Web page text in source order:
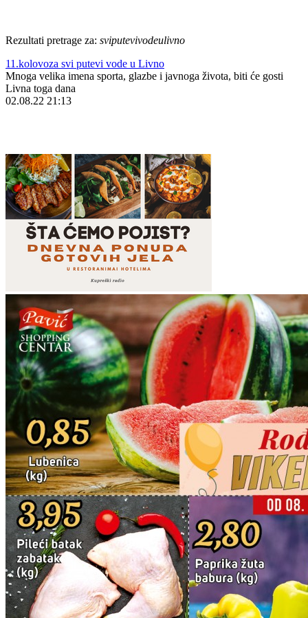
Rezultati pretrage za: sviputevivodeulivno
11.kolovoza svi putevi vode u Livno
Mnoga velika imena sporta, glazbe i javnoga života, biti će gosti
Livna toga dana
02.08.22 21:13